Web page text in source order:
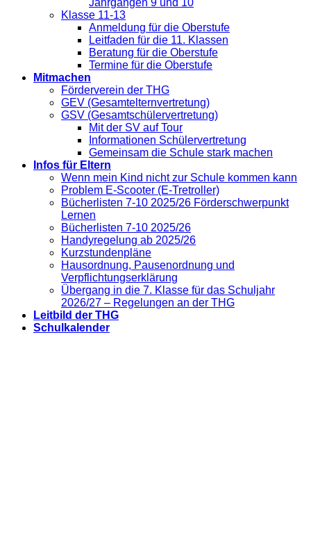
Jahrgängen 9 und 10
Klasse 11-13
Anmeldung für die Oberstufe
Leitfaden für die 11. Klassen
Beratung für die Oberstufe
Termine für die Oberstufe
Mitmachen
Förderverein der THG
GEV (Gesamtelternvertretung)
GSV (Gesamtschülervertretung)
Mit der SV auf Tour
Informationen Schülervertretung
Gemeinsam die Schule stark machen
Infos für Eltern
Wenn mein Kind nicht zur Schule kommen kann
Problem E-Scooter (E-Tretroller)
Bücherlisten 7-10 2025/26 Förderschwerpunkt
Lernen
Bücherlisten 7-10 2025/26
Handyregelung ab 2025/26
Kurzstundenpläne
Hausordnung, Pausenordnung und
Verpflichtungserklärung
Übergang in die 7. Klasse für das Schuljahr
2026/27 – Regelungen an der THG
Leitbild der THG
Schulkalender